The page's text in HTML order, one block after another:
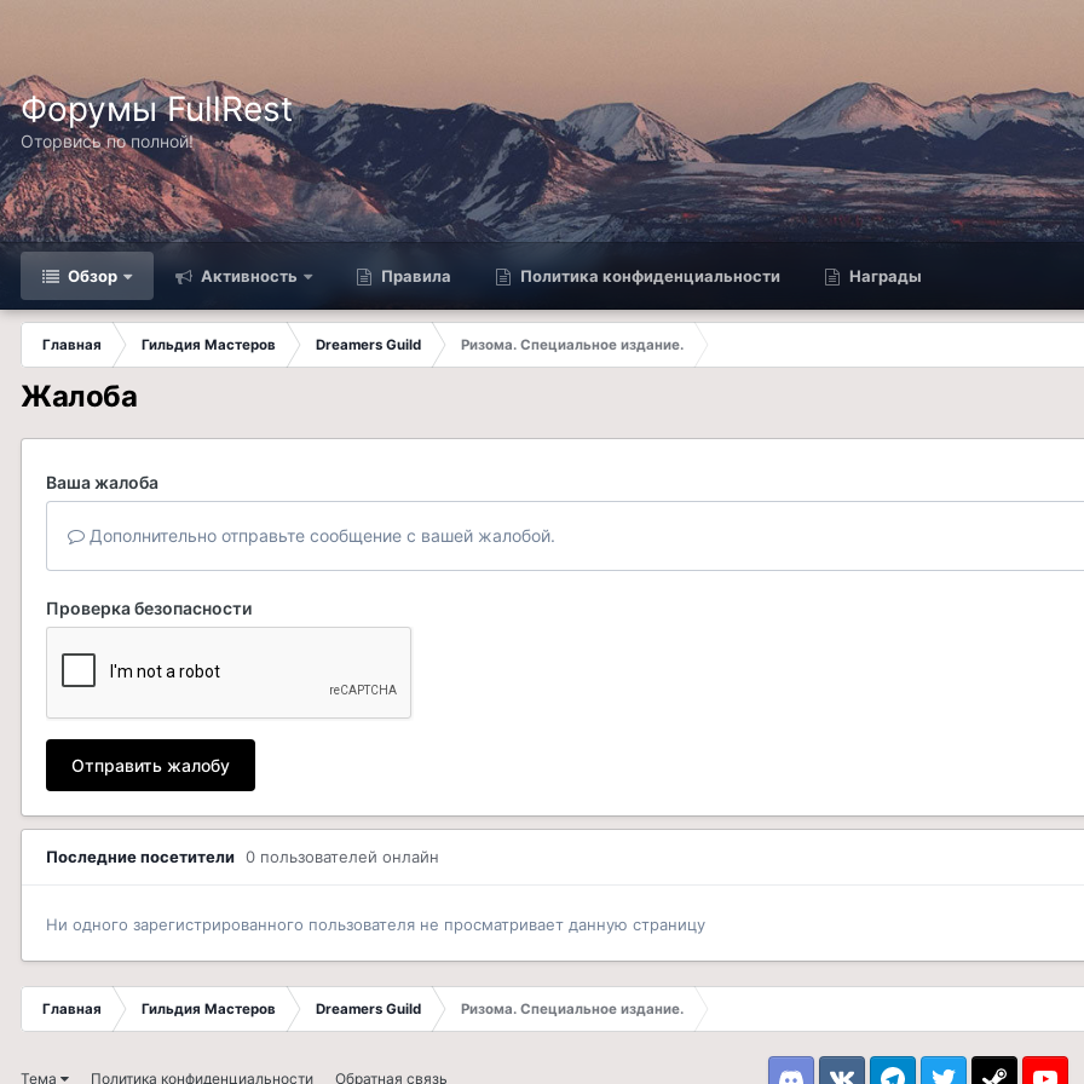
Форумы FullRest
Оторвись по полной!
Обзор Активность Правила Политика конфиденциальности Награды
Главная Гильдия Мастеров Dreamers Guild
Ризома. Специальное издание.
Жалоба
Ваша жалоба
Дополнительно отправьте сообщение с вашей жалобой.
Проверка безопасности
Отправить жалобу
Последние посетители 0 пользователей онлайн
Ни одного зарегистрированного пользователя не просматривает данную страницу
Главная Гильдия Мастеров Dreamers Guild Ризома. Специальное издание.
Тема Политика конфиденциальности Обратная связь